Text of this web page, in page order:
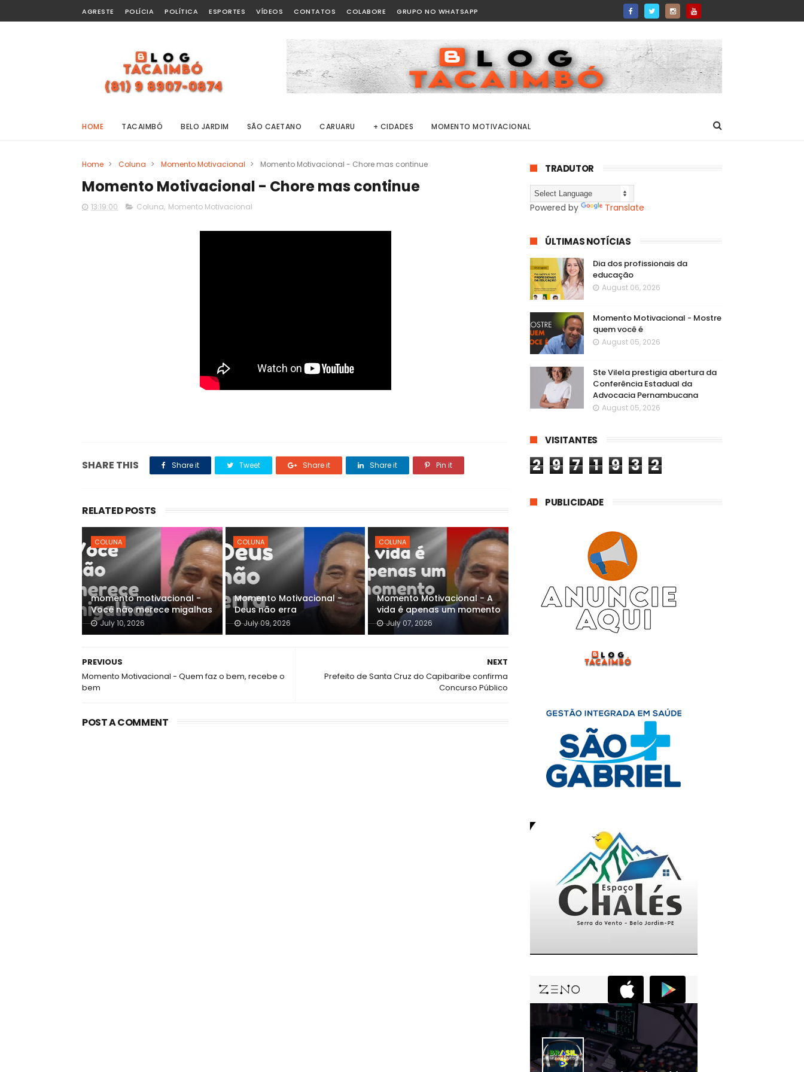
AGRESTE POLÍCIA POLÍTICA ESPORTES VÍDEOS CONTATOS COLABORE GRUPO NO WHATSAPP
HOME TACAIMBÓ BELO JARDIM SÃO CAETANO CARUARU + CIDADES MOMENTO MOTIVACIONAL
Home > Coluna > Momento Motivacional > Momento Motivacional - Chore mas continue
Momento Motivacional - Chore mas continue
13:19:00 Coluna, Momento Motivacional
SHARE THIS Share it Tweet Share it Share it Pin it
RELATED POSTS
COLUNA
momento motivacional -
Você não merece migalhas
July 10, 2026
COLUNA
Momento Motivacional -
Deus não erra
July 09, 2026
COLUNA
Momento Motivacional - A
vida é apenas um momento
July 07, 2026
NEXT
Prefeito de Santa Cruz do Capibaribe confirma
Concurso Público
PREVIOUS
Momento Motivacional - Quem faz o bem, recebe o
bem
POST A COMMENT
TRADUTOR
Powered by Translate
ÚLTIMAS NOTÍCIAS
Dia dos profissionais da
educação
August 06, 2026
Momento Motivacional - Mostre
quem você é
August 05, 2026
Ste Vilela prestigia abertura da
Conferência Estadual da
Advocacia Pernambucana
August 05, 2026
VISITANTES
2 9 7 1 9 3 2
PUBLICIDADE